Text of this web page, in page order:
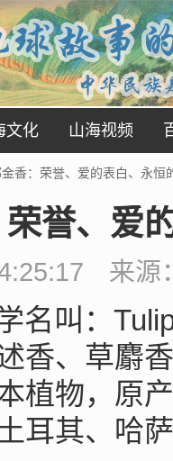
文化 山海视频
香：荣誉、爱的表白、永恒
誉、爱
来源
名叫：
香、草麝
植物，原
耳其、哈